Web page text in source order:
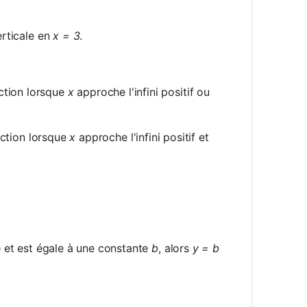
enx = 3.
lorsque xapproche l'infini positif ou
lorsquex approche l'infini positif et
+\infty} f(x)
-\infty} f(x)
est égale à une constanteb, alors y = b